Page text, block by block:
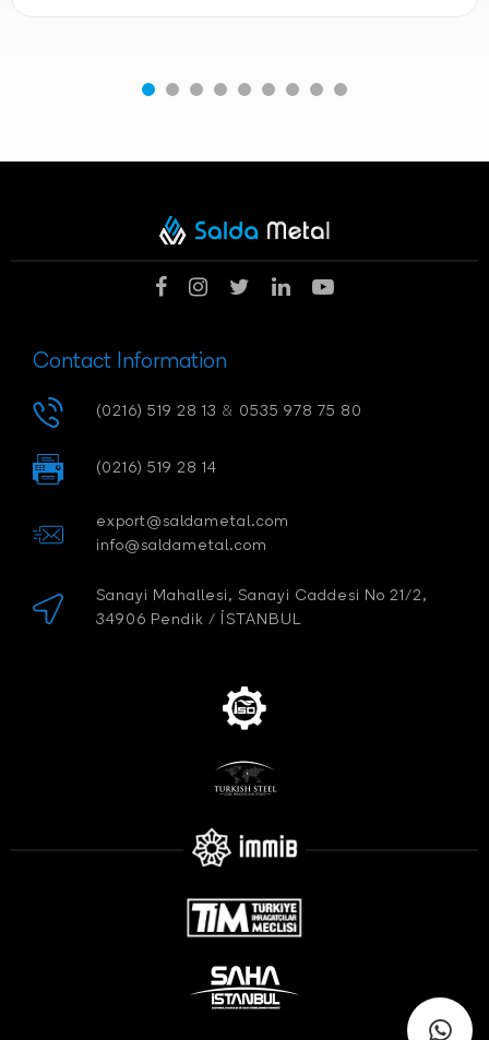
Contact Information
(0216) 519 28 13 & 0535 978 75 80
(0216) 519 28 14
export@saldametal.com
info@saldametal.com
Sanayi Mahallesi, Sanayi Caddesi No 21/2,
34906 Pendik / İSTANBUL